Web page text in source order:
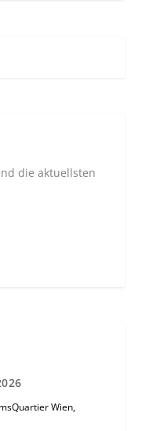
die aktuellsten
Wien,